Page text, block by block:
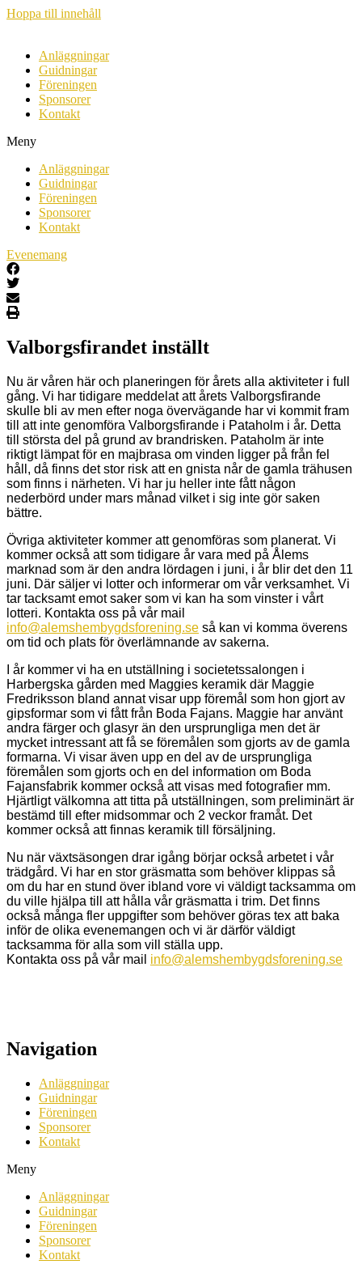
Hoppa till innehåll
Anläggningar
Guidningar
Föreningen
Sponsorer
Kontakt
Meny
Anläggningar
Guidningar
Föreningen
Sponsorer
Kontakt
Evenemang
Valborgsfirandet inställt
Nu är våren här och planeringen för årets alla aktiviteter i full
gång. Vi har tidigare meddelat att årets Valborgsfirande
skulle bli av men efter noga övervägande har vi kommit fram
till att inte genomföra Valborgsfirande i Pataholm i år. Detta
till största del på grund av brandrisken. Pataholm är inte
riktigt lämpat för en majbrasa om vinden ligger på från fel
håll, då finns det stor risk att en gnista når de gamla trähusen
som finns i närheten. Vi har ju heller inte fått någon
nederbörd under mars månad vilket i sig inte gör saken
bättre.
Övriga aktiviteter kommer att genomföras som planerat. Vi
kommer också att som tidigare år vara med på Ålems
marknad som är den andra lördagen i juni, i år blir det den 11
juni. Där säljer vi lotter och informerar om vår verksamhet. Vi
tar tacksamt emot saker som vi kan ha som vinster i vårt
lotteri. Kontakta oss på vår mail
info@alemshembygdsforening.se så kan vi komma överens
om tid och plats för överlämnande av sakerna.
I år kommer vi ha en utställning i societetssalongen i
Harbergska gården med Maggies keramik där Maggie
Fredriksson bland annat visar upp föremål som hon gjort av
gipsformar som vi fått från Boda Fajans. Maggie har använt
andra färger och glasyr än den ursprungliga men det är
mycket intressant att få se föremålen som gjorts av de gamla
formarna. Vi visar även upp en del av de ursprungliga
föremålen som gjorts och en del information om Boda
Fajansfabrik kommer också att visas med fotografier mm.
Hjärtligt välkomna att titta på utställningen, som preliminärt är
bestämd till efter midsommar och 2 veckor framåt. Det
kommer också att finnas keramik till försäljning.
Nu när växtsäsongen drar igång börjar också arbetet i vår
trädgård. Vi har en stor gräsmatta som behöver klippas så
om du har en stund över ibland vore vi väldigt tacksamma om
du ville hjälpa till att hålla vår gräsmatta i trim. Det finns
också många fler uppgifter som behöver göras tex att baka
inför de olika evenemangen och vi är därför väldigt
tacksamma för alla som vill ställa upp.
Kontakta oss på vår mail info@alemshembygdsforening.se
Navigation
Anläggningar
Guidningar
Föreningen
Sponsorer
Kontakt
Meny
Anläggningar
Guidningar
Föreningen
Sponsorer
Kontakt